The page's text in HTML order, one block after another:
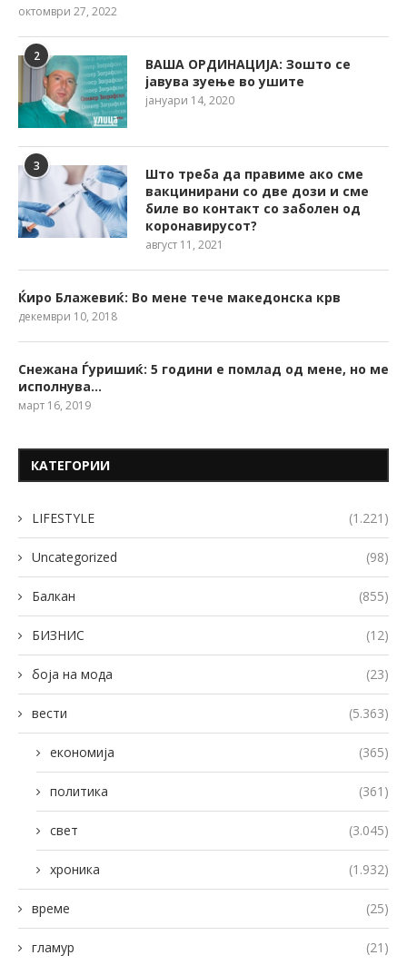
октомври 27, 2022
2
ВАША ОРДИНАЦИЈА: Зошто се
јавува зуење во ушите
јануари 14, 2020
3
Што треба да правиме ако сме
вакцинирани со две дози и сме
биле во контакт со заболен од
коронавирусот?
август 11, 2021
Ќиро Блажевиќ: Во мене тече македонска крв
декември 10, 2018
Снежана Ѓуришиќ: 5 години е помлад од мене, но ме
исполнува…
март 16, 2019
КАТЕГОРИИ
LIFESTYLE (1.221)
Uncategorized (98)
Балкан (855)
БИЗНИС (12)
боја на мода (23)
вести (5.363)
економија (365)
политика (361)
свет (3.045)
хроника (1.932)
време (25)
гламур (21)